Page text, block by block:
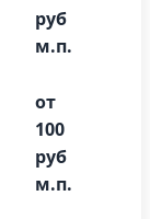
руб
м.п.
от
100
руб
м.п.